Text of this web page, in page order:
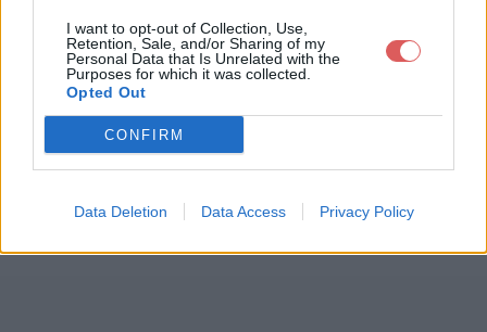
I want to opt-out of Collection, Use,
Retention, Sale, and/or Sharing of my
Personal Data that Is Unrelated with the
Purposes for which it was collected.
Opted Out
CONFIRM
Data Deletion Data Access Privacy Policy
Télécharger Cours 8 Aspect non
médicaux de la coordination.docx